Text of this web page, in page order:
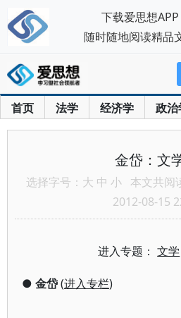
首页 法学 经济学 政治
金岱：文
选择字号： 大 中 小 本文共阅
2012-08-15
进入专题：文学
● 金岱(进入专栏)
下载爱思想APP
随时随地阅读精品